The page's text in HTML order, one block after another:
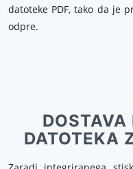
datoteke PDF, tako da je
odpre.
DATOTEKA